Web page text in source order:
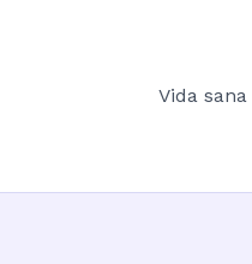
Vida sana